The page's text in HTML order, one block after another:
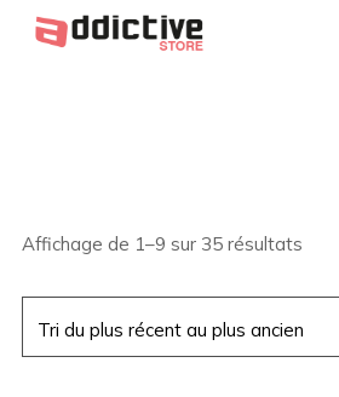
Affichage de 1–9 sur 35 résultats